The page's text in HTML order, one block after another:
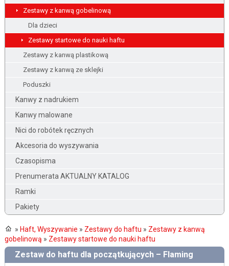
Zestawy z kanwą gobelinową
Dla dzieci
Zestawy startowe do nauki haftu
Zestawy z kanwą plastikową
Zestawy z kanwą ze sklejki
Poduszki
Kanwy z nadrukiem
Kanwy malowane
Nici do robótek ręcznych
Akcesoria do wyszywania
Czasopisma
Prenumerata AKTUALNY KATALOG
Ramki
Pakiety
» Haft, Wyszywanie » Zestawy do haftu » Zestawy z kanwą
gobelinową » Zestawy startowe do nauki haftu
Zestaw do haftu dla początkujących – Flaming